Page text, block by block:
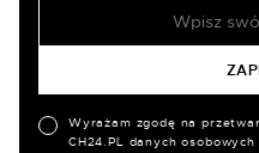
Wyrażam zgodę na
CH24.PL danych